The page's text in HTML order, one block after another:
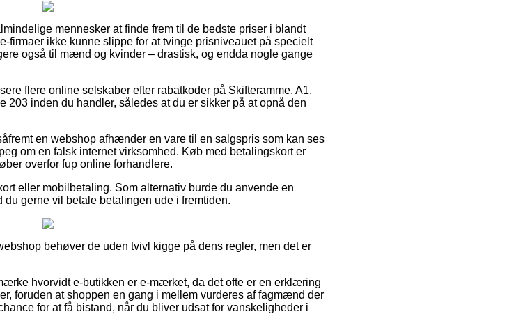
mennesker at finde frem til de bedste priser i blandt
firmaer ikke kunne slippe for at tvinge prisniveauet på specielt
også til mænd og kvinder – drastisk, og endda nogle gange
flere online selskaber efter rabatkoder på Skifteramme, A1,
203 inden du handler, således at du er sikker på at opnå den
en webshop afhænder en vare til en salgspris som kan ses
om en falsk internet virksomhed. Køb med betalingskort er
overfor fup online forhandlere.
eller mobilbetaling. Som alternativ burde du anvende en
gerne vil betale betalingen ude i fremtiden.
behøver de uden tvivl kigge på dens regler, men det er
hvorvidt e-butikken er e-mærket, da det ofte er en erklæring
foruden at shoppen en gang i mellem vurderes af fagmænd der
for at få bistand, når du bliver udsat for vanskeligheder i